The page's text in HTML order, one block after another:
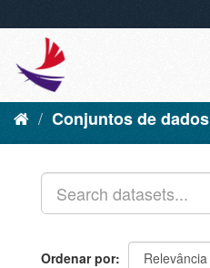
Conjuntos de dados
Ordenar por